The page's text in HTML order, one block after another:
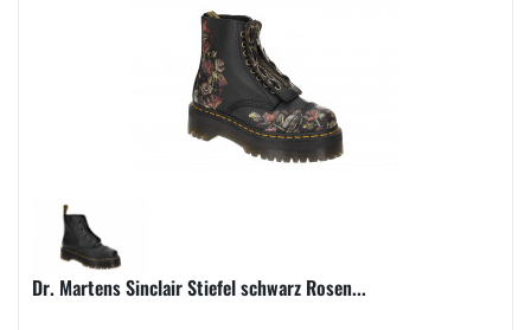
Dr. Martens Sinclair Stiefel schwarz Rosen...